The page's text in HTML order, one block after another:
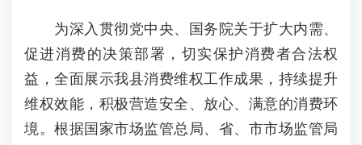
为深入贯彻党中央、国务院关于扩大内需、
促进消费的决策部署，切实保护消费者合法权
益，全面展示我县消费维权工作成果，持续提升
维权效能，积极营造安全、放心、满意的消费环
境。根据国家市场监管总局、省、市市场监管局